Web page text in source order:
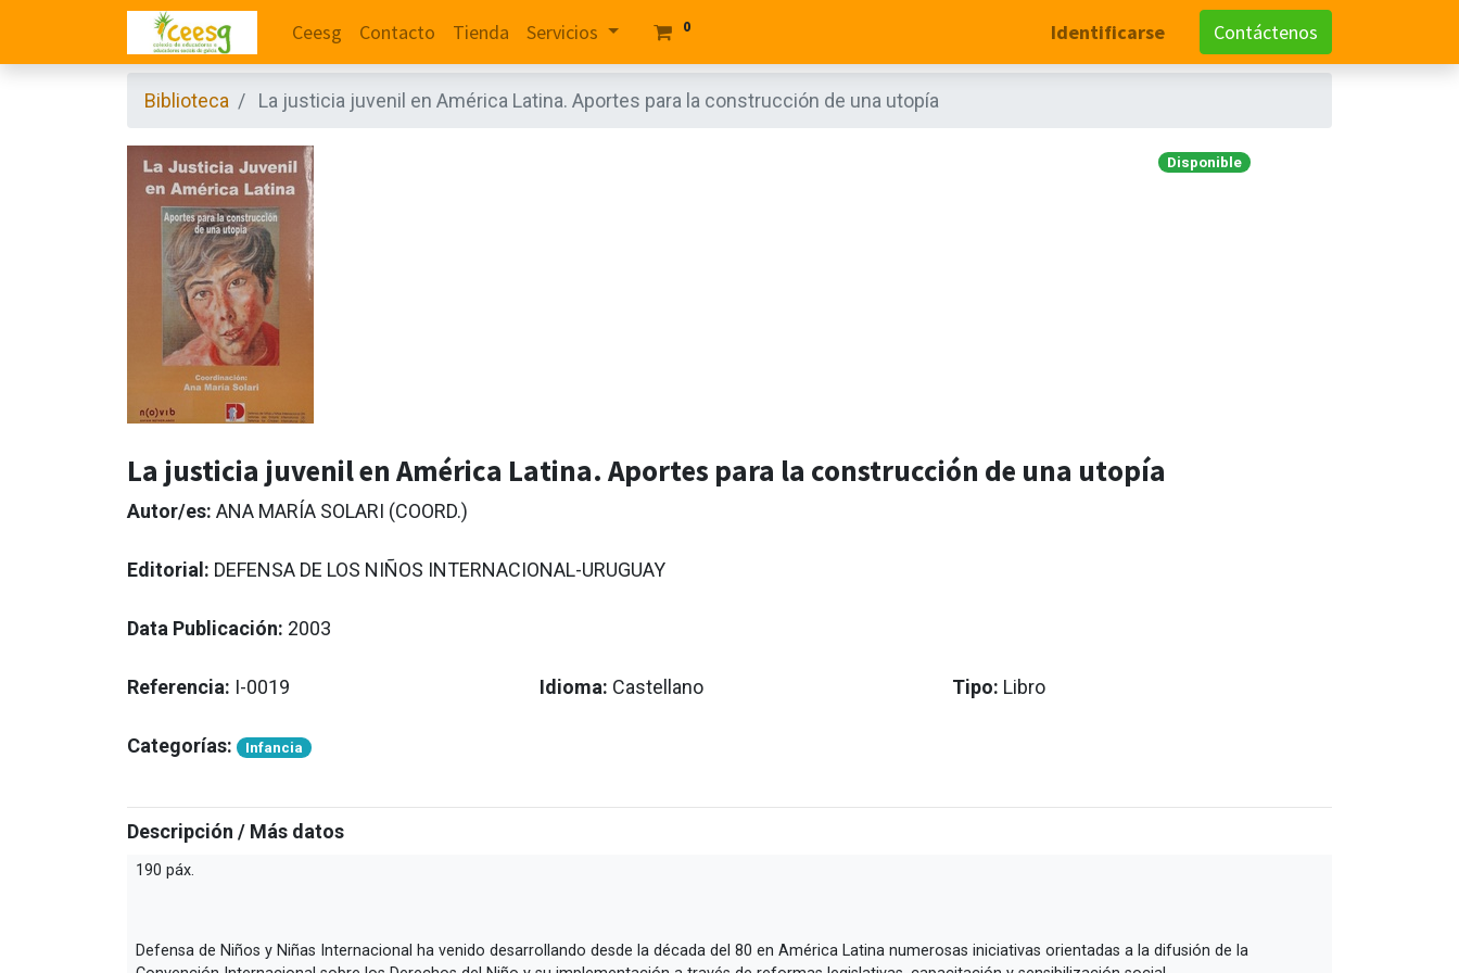
Ceesg Contacto Tienda Servicios 0 Identificarse Contáctenos
Biblioteca La justicia juvenil en América Latina. Aportes para la construcción de una utopía
Disponible
La justicia juvenil en América Latina. Aportes para la construcción de una utopía
Autor/es: ANA MARÍA SOLARI (COORD.)
Editorial: DEFENSA DE LOS NIÑOS INTERNACIONAL-URUGUAY
Data Publicación: 2003
Referencia: I-0019 Idioma: Castellano Tipo: Libro
Categorías: Infancia
Descripción / Más datos
190 páx.
Defensa de Niños y Niñas Internacional ha venido desarrollando desde la década del 80 en América Latina numerosas iniciativas orientadas a la difusión de la